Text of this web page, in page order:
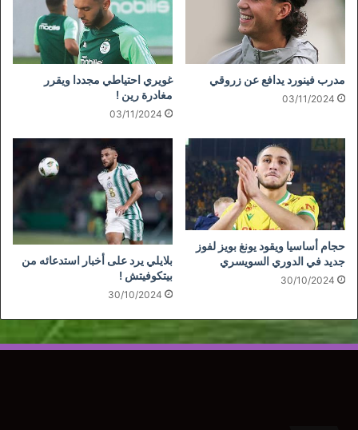
مدرب فينورد يدافع عن زروقي
03/11/2024
غويري احتياطي مجددا ويقرر
مغادرة رين !
03/11/2024
حجام أساسيا ويقود يونغ بويز لفوز
جديد في الدوري السويسري
30/10/2024
بلايلي يرد على أخبار استدعائه من
بيتكوفيتش !
30/10/2024